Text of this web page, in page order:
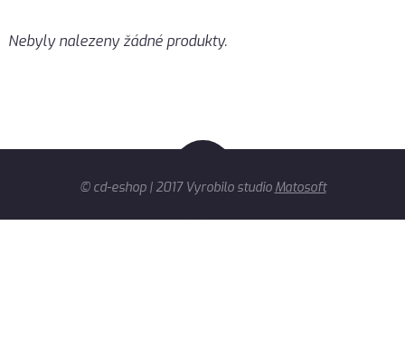
Nebyly nalezeny žádné produkty.
© cd-eshop | 2017 Vyrobilo studio Matosoft